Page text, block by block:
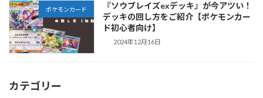
ポケモンカード
『ソウブレイズexデッキ』が今アツい！
デッキの回し方をご紹介【ポケモンカー
ド初心者向け】
2024年12月16日
カテゴリー